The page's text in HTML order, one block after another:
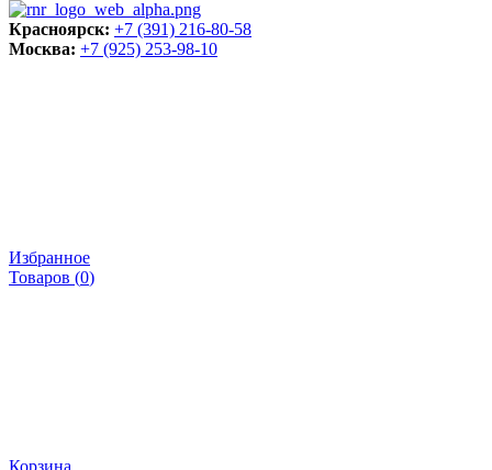
Красноярск: +7 (391) 216-80-58
Москва: +7 (925) 253-98-10
Избранное
Товаров (0)
Корзина